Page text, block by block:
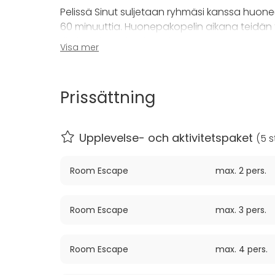
Pelissä Sinut suljetaan ryhmäsi kanssa
60 minuuttia. Huonepakopelin aikana
tiimityöskentelytaitoja, luovuutta ja
sijainti aikamatkan aloitusta varten.
päätöksen lähteä ja astuneet
Varoitus: Kukaan ei ole viipynyt ajassa yli
Oletteko valmiita astumaan
Visa mer
Prissättning
Upplevelse- och aktivitetspaket (5
Room Escape max. 2 pers.
Room Escape max. 3 pers.
Room Escape max. 4 pers.